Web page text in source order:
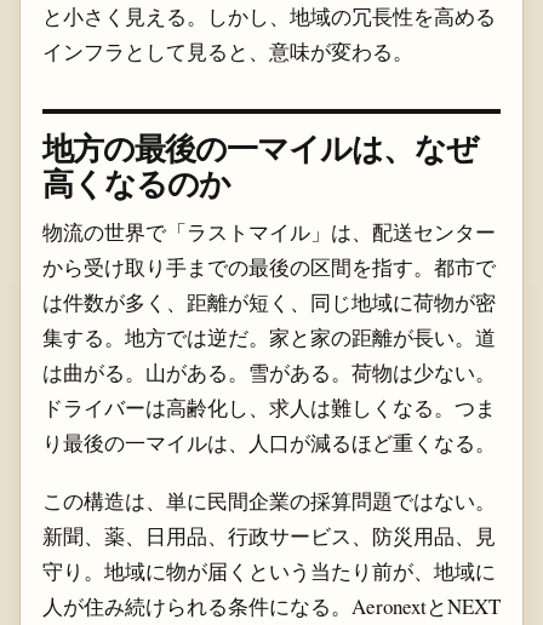
と小さく見える。しかし、地域の冗長性を高める
インフラとして見ると、意味が変わる。
地方の最後の一マイルは、なぜ
高くなるのか
物流の世界で「ラストマイル」は、配送センター
から受け取り手までの最後の区間を指す。都市で
は件数が多く、距離が短く、同じ地域に荷物が密
集する。地方では逆だ。家と家の距離が長い。道
は曲がる。山がある。雪がある。荷物は少ない。
ドライバーは高齢化し、求人は難しくなる。つま
り最後の一マイルは、人口が減るほど重くなる。
この構造は、単に民間企業の採算問題ではない。
新聞、薬、日用品、行政サービス、防災用品、見
守り。地域に物が届くという当たり前が、地域に
人が住み続けられる条件になる。AeronextとNEXT